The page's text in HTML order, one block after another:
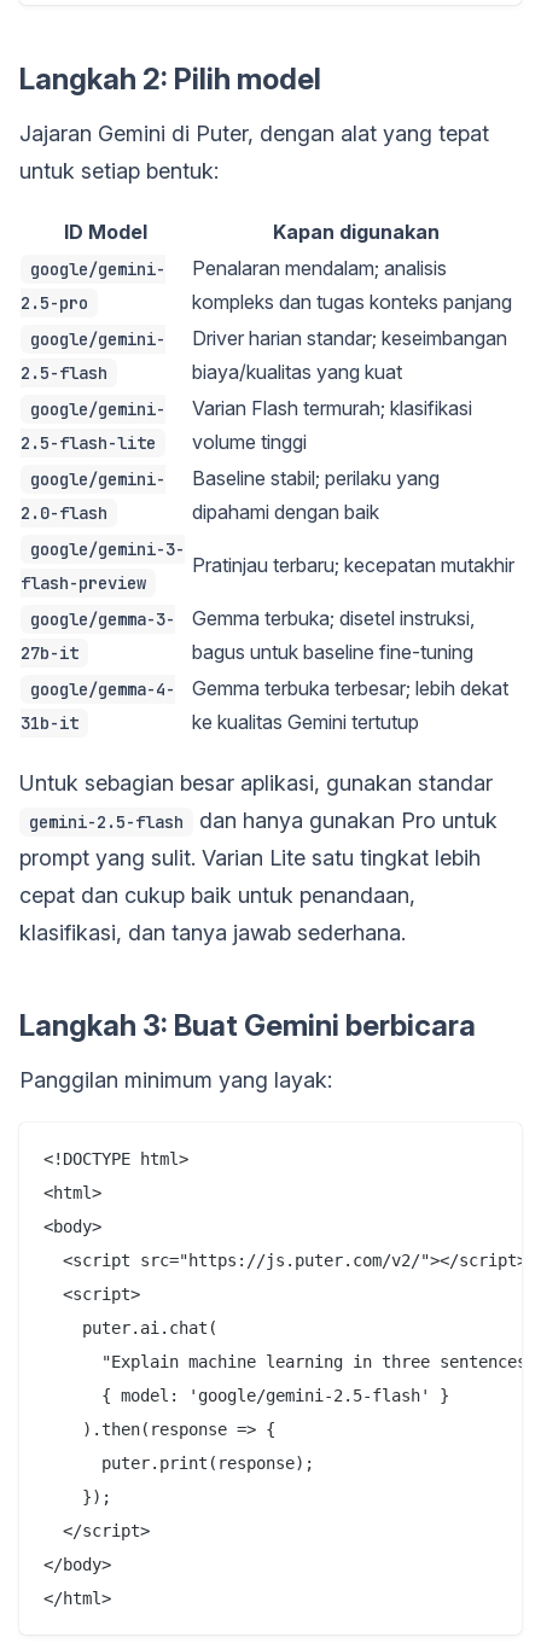
Langkah 2: Pilih model
Jajaran Gemini di Puter, dengan alat yang tepat
untuk setiap bentuk:
ID Model Kapan digunakan
google/gemini-
2.5-pro
Penalaran mendalam; analisis
kompleks dan tugas konteks panjang
google/gemini-
2.5-flash
Driver harian standar; keseimbangan
biaya/kualitas yang kuat
google/gemini-
2.5-flash-lite
Varian Flash termurah; klasifikasi
volume tinggi
google/gemini-
2.0-flash
Baseline stabil; perilaku yang
dipahami dengan baik
google/gemini-3-
flash-preview
Pratinjau terbaru; kecepatan mutakhir
google/gemma-3-
27b-it
Gemma terbuka; disetel instruksi,
bagus untuk baseline fine-tuning
google/gemma-4-
31b-it
Gemma terbuka terbesar; lebih dekat
ke kualitas Gemini tertutup
Untuk sebagian besar aplikasi, gunakan standar
gemini-2.5-flash
dan hanya gunakan Pro untuk
prompt yang sulit. Varian Lite satu tingkat lebih
cepat dan cukup baik untuk penandaan,
klasifikasi, dan tanya jawab sederhana.
Langkah 3: Buat Gemini berbicara
Panggilan minimum yang layak:
<!DOCTYPE html>
<html>
<body>
  <script src="https://js.puter.com/v2/"></script>
  <script>
    puter.ai.chat(
"Explain machine learning in three
      { model: 'google/gemini-2.5-flash' }
    ).then(response => {
      puter.print(response);
    });
  </script>
</body>